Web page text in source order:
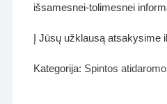
išsamesnei-tolimesnei
Į Jūsų užklausą atsakysime
Kategorija: Spintos